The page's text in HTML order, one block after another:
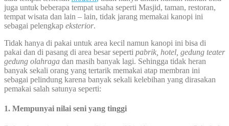
juga untuk beberapa tempat usaha seperti Masjid, taman, restoran,
tempat wisata dan lain – lain, tidak jarang memakai kanopi ini
sebagai pelengkap eksterior.
Tidak hanya di pakai untuk area kecil namun kanopi ini bisa di
pakai dan di pasang di area besar seperti pabrik, hotel, gedung teater
gedung olahraga dan masih banyak lagi. Sehingga tidak heran
banyak sekali orang yang tertarik memakai atap membran ini
sebagai pelindung karena banyak sekali kelebihan yang dirasakan
pemakai salah satunya seperti:
1. Mempunyai nilai seni yang tinggi